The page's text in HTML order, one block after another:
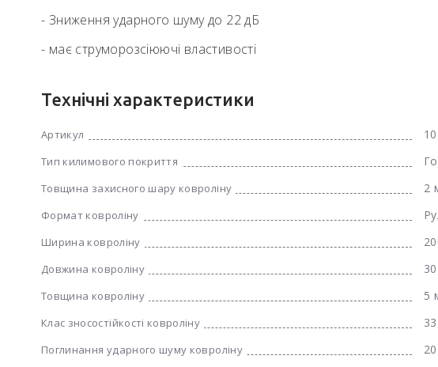
- Зниження ударного шуму до 22 дБ
- має струморозсіюючі властивості
Технічні характеристики
Артикул
Тип килимового покриття
Товщина захисного шару ковроліну 2
Формат ковроліну
Ширина ковроліну
Довжина ковроліну
Товщина ковроліну 5
Клас зносостійкості ковроліну 33
Поглинання ударного шуму ковроліну